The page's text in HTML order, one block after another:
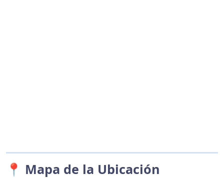
📍 Mapa de la Ubicación